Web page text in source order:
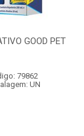
GOOD PET
79862
UN